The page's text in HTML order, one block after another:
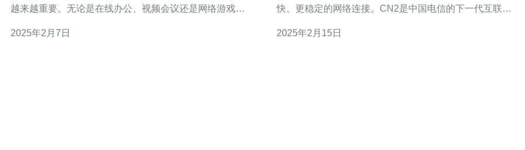
越来越重要。无论是在线办公、视频会议还是网络游戏，
的CN2服务器就是为了满足这些需求而设计的。 CN2服务
2025年2月7日
快、更稳定的网络连接。CN2是中国电信的下一代互联网
高的带宽。 香港机房CN2加速是提升网络速度的最佳选
2025年2月15日